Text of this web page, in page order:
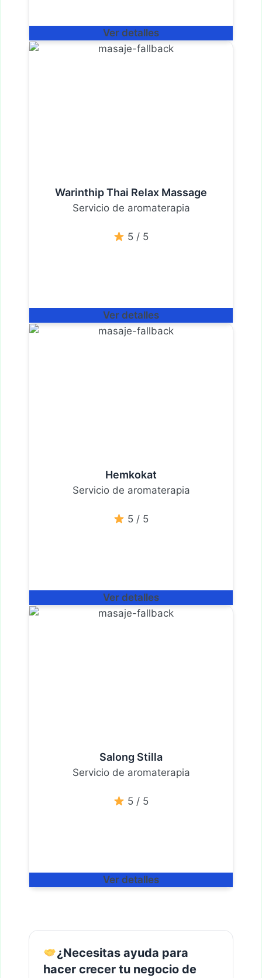
Ver detalles
Warinthip Thai Relax Massage
Servicio de aromaterapia
5 / 5
Ver detalles
Hemkokat
Servicio de aromaterapia
5 / 5
Ver detalles
Salong Stilla
Servicio de aromaterapia
5 / 5
Ver detalles
¿Necesitas ayuda para
hacer crecer tu negocio de